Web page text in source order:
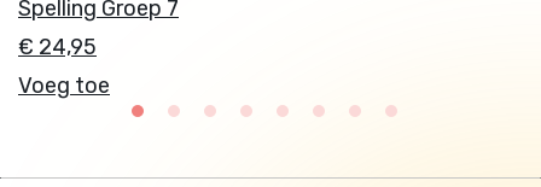
Spelling Groep 7
€ 24,95
Voeg toe